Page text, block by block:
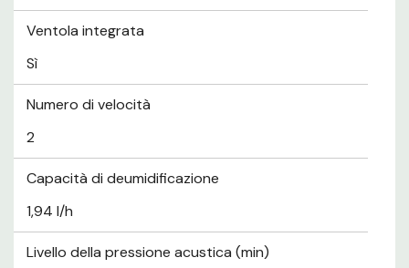
Ventola integrata
Sì
Numero di velocità
2
Capacità di deumidificazione
1,94 l/h
Livello della pressione acustica (min)